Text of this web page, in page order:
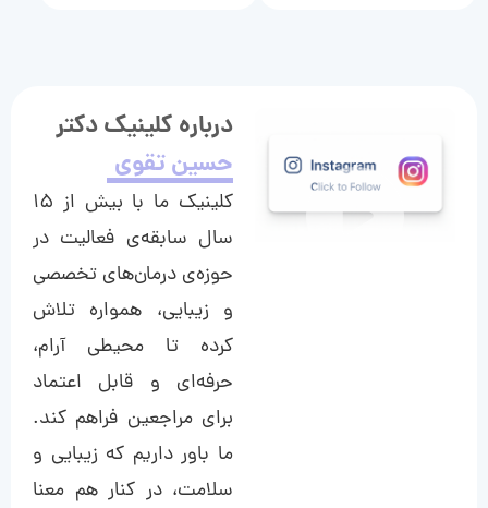
درباره کلینیک دکتر
حسین تقوی
کلینیک ما با بیش از ۱۵
سال سابقه‌ی فعالیت در
حوزه‌ی درمان‌های تخصصی
و زیبایی، همواره تلاش
کرده تا محیطی آرام،
حرفه‌ای و قابل اعتماد
برای مراجعین فراهم کند.
ما باور داریم که زیبایی و
سلامت، در کنار هم معنا